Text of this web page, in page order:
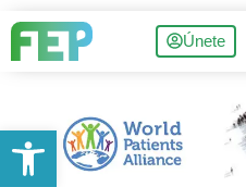
Únete
Abrir barra de herramientas